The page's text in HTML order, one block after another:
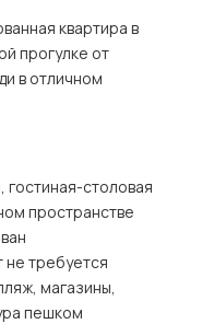
квартира в
прогулке от
в отличном
гостиная-столовая
пространстве
требуется
магазины,
пешком